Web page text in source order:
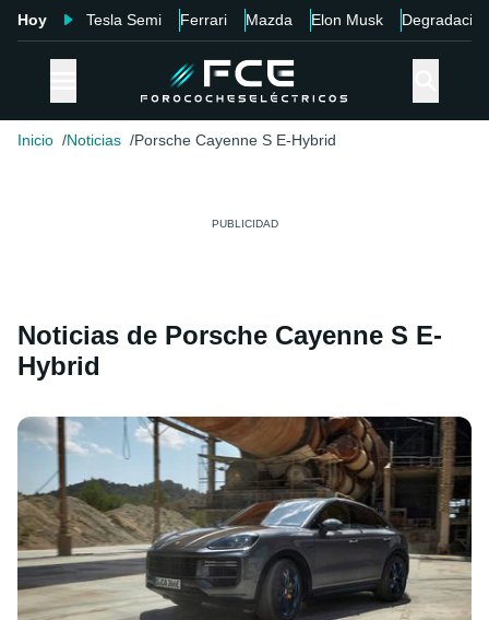
Hoy Tesla Semi Ferrari Mazda Elon Musk Degradación
Inicio Noticias Porsche Cayenne S E-Hybrid
Noticias de Porsche Cayenne S E-
Hybrid